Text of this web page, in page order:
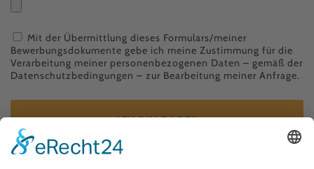
Mit der Übermittlung dieses Formulars/meiner
Bewerbungsdokumente gebe ich meine Zustimmung für die
Verarbeitung meiner personenbezogenen Daten – gemäß der
Datenschutzbedingungen – zur Bearbeitung meiner Anfrage.
ICH BIN DABEI!